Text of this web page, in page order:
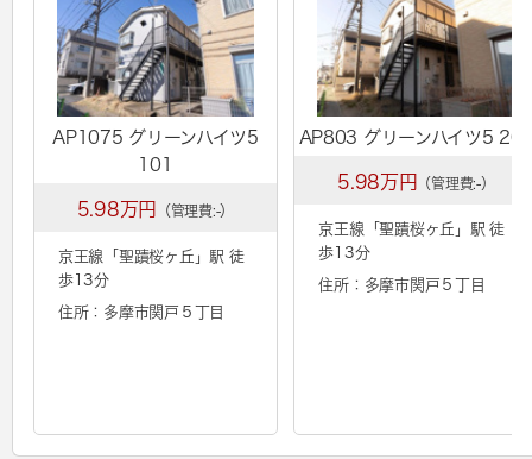
AP1075 グリーンハイツ5
101
5.98万円 （管理費:-）
京王線「 聖蹟桜ヶ丘 」駅 徒
歩13分
住所：多摩市関戸５丁目
AP803 グリーンハイツ5
5.98万円 （管理費:-）
京王線「聖蹟桜ヶ丘 」駅 徒
歩13分
住所：多摩市関戸５丁目